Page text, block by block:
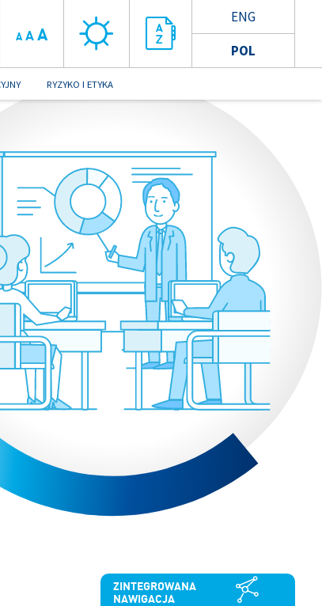
ENG
POL
A A A
RYZYKO I ETYKA
ZINTEGROWANA
NAWIGACJA